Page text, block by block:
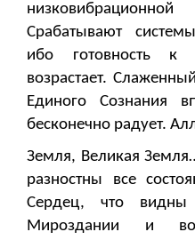
Срабатывают
ибо готовность к
возрастает.
Единого Сознания
бесконечно радует.
Земля, Великая
разностны все
Сердец, что
Мироздании и